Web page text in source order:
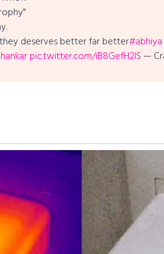
deserves better far better#abhiya
pic.twitter.com/iB8GefH2lS —